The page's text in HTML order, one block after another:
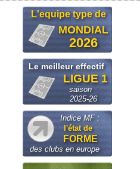
L'equipe type de
MONDIAL
2026
Le meilleur effectif
LIGUE 1
saison
2025-26
Indice MF :
l'état de
FORME
des clubs en europe